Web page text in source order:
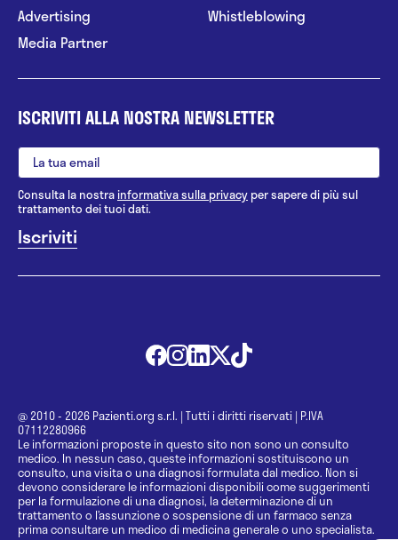
Advertising
Media Partner
Whistleblowing
ISCRIVITI ALLA NOSTRA NEWSLETTER
Consulta la nostrainformativa sulla privacy per sapere di più sul
trattamento dei tuoi dati.
@ 2010 - 2026 Pazienti.org s.r.l. | Tutti i diritti riservati | P.IVA
07112280966
Le informazioni proposte in questo sito non sono un consulto
medico. In nessun caso, queste informazioni sostituiscono un
consulto, una visita o una diagnosi formulata dal medico. Non si
devono considerare le informazioni disponibili come suggerimenti
per la formulazione di una diagnosi, la determinazione di un
trattamento o l’assunzione o sospensione di un farmaco senza
prima consultare un medico di medicina generale o uno specialista.